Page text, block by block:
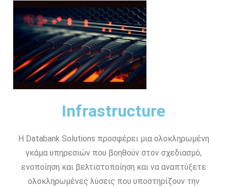
Infrastructure
Η Databank Solutions προσφέρει μια ολοκληρωμένη
γκάμα υπηρεσιών που βοηθούν στον σχεδιασμό,
ενοποίηση και βελτιστοποίηση και να αναπτύξετε
ολοκληρωμένες λύσεις που υποστηρίζουν την